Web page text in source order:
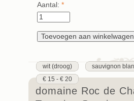
Aantal: *
wit (droog) sauvignon
€ 15 - € 20
domaine Roc de